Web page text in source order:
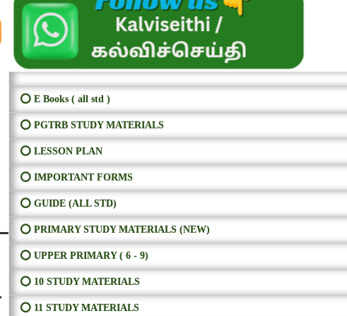
⭕ E Books ( all std )
⭕ PGTRB STUDY MATERIALS
⭕ LESSON PLAN
⭕ IMPORTANT FORMS
⭕ GUIDE (ALL STD)
⭕ PRIMARY STUDY MATERIALS (NEW)
⭕ UPPER PRIMARY ( 6 - 9)
⭕ 10 STUDY MATERIALS
⭕ 11 STUDY MATERIALS